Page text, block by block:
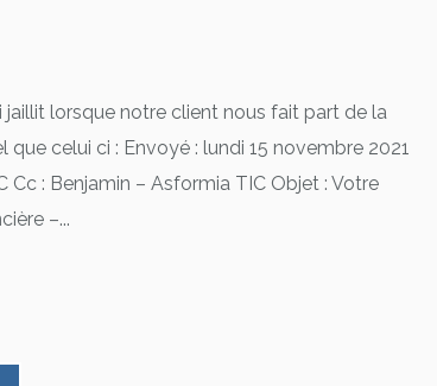
jaillit lorsque notre client nous fait part de la
que celui ci : Envoyé : lundi 15 novembre 2021
Cc : Benjamin – Asformia TIC Objet : Votre
–...